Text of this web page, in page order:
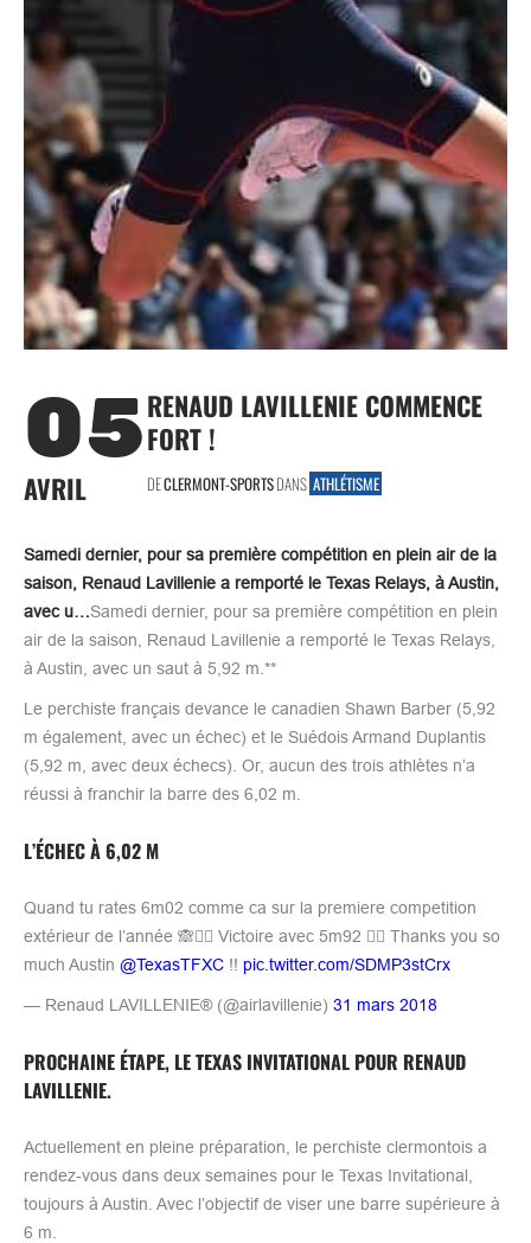
05
AVRIL
RENAUD LAVILLENIE COMMENCE
FORT !
DECLERMONT-SPORTSDANS ATHLÉTISME
Samedi dernier, pour sa première compétition en plein air de la
saison, Renaud Lavillenie a remporté le Texas Relays, à Austin,
avec u…Samedi dernier, pour sa première compétition en plein
air de la saison, Renaud Lavillenie a remporté le Texas Relays,
à Austin, avec un saut à 5,92 m.**
Le perchiste français devance le canadien Shawn Barber (5,92
m également, avec un échec) et le Suédois Armand Duplantis
(5,92 m, avec deux échecs). Or, aucun des trois athlètes n’a
réussi à franchir la barre des 6,02 m.
L’ÉCHEC À 6,02 M
Quand tu rates 6m02 comme ca sur la premiere competition
extérieur de l’année 🙈✌🏼 Victoire avec 5m92 👍🏼 Thanks you so
much Austin @TexasTFXC !! pic.twitter.com/SDMP3stCrx
— Renaud LAVILLENIE® (@airlavillenie) 31 mars 2018
PROCHAINE ÉTAPE, LE TEXAS INVITATIONAL POUR RENAUD
LAVILLENIE.
Actuellement en pleine préparation, le perchiste clermontois a
rendez-vous dans deux semaines pour le Texas Invitational,
toujours à Austin. Avec l’objectif de viser une barre supérieure à
6 m.